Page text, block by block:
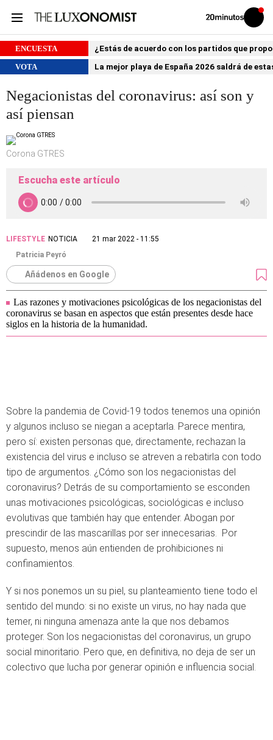
Volver
Iniciar
sesión
ENCUESTA
¿Estás de acuerdo con los partidos que
VOTA
La mejor playa de España 2026 saldrá de
Negacionistas del coronavirus: así son y
así piensan
Corona GTRES
Escucha este artículo
LIFESTYLE NOTICIA
21 mar 2022 - 11:55
Patricia Peyró
Añádenos en Google
Las razones y motivaciones psicológicas de los negacionistas del
coronavirus se basan en aspectos que están presentes desde hace
siglos en la historia de la humanidad.
Sobre la pandemia de Covid-19 todos tenemos una opinión
y algunos incluso se niegan a aceptarla. Parece mentira,
pero sí: existen personas que, directamente, rechazan la
existencia del virus e incluso se atreven a rebatirla con todo
tipo de argumentos. ¿Cómo son los negacionistas del
coronavirus? Detrás de su comportamiento se esconden
unas motivaciones psicológicas, sociológicas e incluso
evolutivas que también hay que entender. Abogan por
prescindir de las mascarillas por ser innecesarias. Por
supuesto, menos aún entienden de prohibiciones ni
confinamientos.
Y si nos ponemos un su piel, su planteamiento tiene todo el
sentido del mundo: si no existe un virus, no hay nada que
temer, ni ninguna amenaza ante la que nos debamos
proteger. Son los negacionistas del coronavirus, un grupo
social minoritario. Pero que, en definitiva, no deja de ser un
colectivo que lucha por generar opinión e influencia social.